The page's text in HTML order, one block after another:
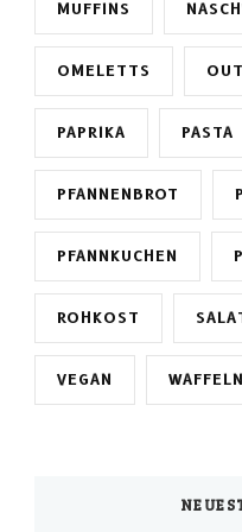
MUFFINS
OMELETTS
PAPRIKA PASTA
PFANNENBROT
PFANNKUCHEN
ROHKOST
VEGAN WAFFELN